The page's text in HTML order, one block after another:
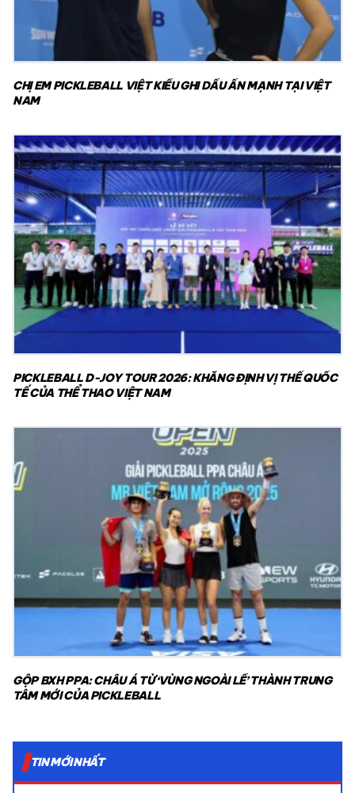
CHỊ EM PICKLEBALL VIỆT KIỀU GHI DẤU ẤN MẠNH TẠI VIỆT
NAM
PICKLEBALL D-JOY TOUR 2026: KHẲNG ĐỊNH VỊ THẾ QUỐC
TẾ CỦA THỂ THAO VIỆT NAM
GỘP BXH PPA: CHÂU Á TỪ ‘VÙNG NGOÀI LỀ’ THÀNH TRUNG
TÂM MỚI CỦA PICKLEBALL
TIN MỚI NHẤT